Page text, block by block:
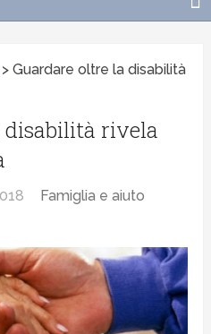
>Guardare oltre la disabilità
disabilità rivela
Famiglia e aiuto